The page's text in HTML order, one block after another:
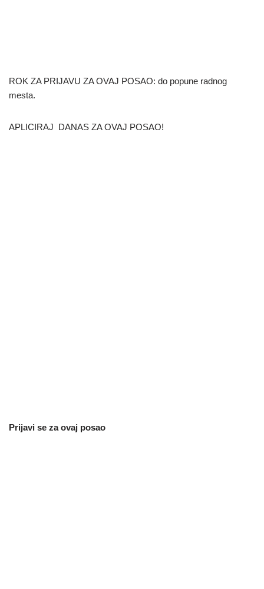
ROK ZA PRIJAVU ZA OVAJ POSAO: do popune radnog
mesta.
APLICIRAJ DANAS ZA OVAJ POSAO!
Prijavi se za ovaj posao